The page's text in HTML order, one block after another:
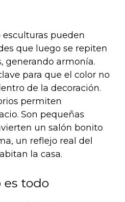
pueden
que luego se repiten
generando armonía.
para que el color no
de la decoración.
permiten
Son pequeñas
un salón bonito
un reflejo real del
la casa.
es todo